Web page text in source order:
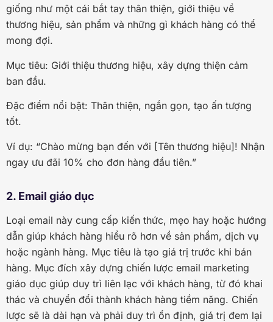
giống như một cái bắt tay thân thiện, giới thiệu về
thương hiệu, sản phẩm và những gì khách hàng có thể
mong đợi.
Mục tiêu: Giới thiệu thương hiệu, xây dựng thiện cảm
ban đầu.
Đặc điểm nổi bật: Thân thiện, ngắn gọn, tạo ấn tượng
tốt.
Ví dụ: “Chào mừng bạn đến với [Tên thương hiệu]! Nhận
ngay ưu đãi 10% cho đơn hàng đầu tiên.”
2. Email giáo dục
Loại email này cung cấp kiến thức, mẹo hay hoặc hướng
dẫn giúp khách hàng hiểu rõ hơn về sản phẩm, dịch vụ
hoặc ngành hàng. Mục tiêu là tạo giá trị trước khi bán
hàng. Mục đích xây dựng chiến lược email marketing
giáo dục giúp duy trì liên lạc với khách hàng, từ đó khai
thác và chuyển đổi thành khách hàng tiềm năng. Chiến
lược sẽ là dài hạn và phải duy trì ổn định, giá trị đem lại